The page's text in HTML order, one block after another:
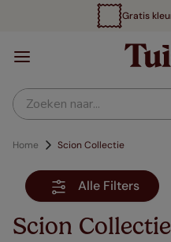
kleurstalen & snel thuis
Zoeken naar...
Scion Collectie
Alle Filters
Scion Collectie